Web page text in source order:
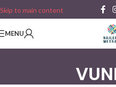
Skip to main content
MENU